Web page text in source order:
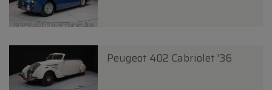
Peugeot 402 Cabriolet '36